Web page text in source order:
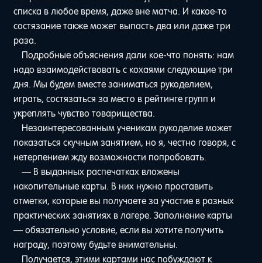
списка в любое время, даже вне матча. И какое-то
состязание также может выпасть два или даже три
раза.
Подробные объяснения дали кое-что понять: нам
надо взаимодействовать с кохаями следующие три
дня. Мы будем вместе заниматься рукоделием,
играть, состязаться за место в рейтинге групп и
укреплять чувство товарищества.
Незаинтересованным ученикам рукоделие может
показаться скучным занятием, но я, честно говоря, с
нетерпением жду возможности попробовать.
— В выданных распечатках вложены
накопительные карты. В них нужно проставить
отметки, которые вы получаете за участие в разных
практических занятиях в лагере. Заполнение карты
— обязательно условие, если вы хотите получить
награду, поэтому будьте внимательны.
Получается, этими картами нас побуждают к